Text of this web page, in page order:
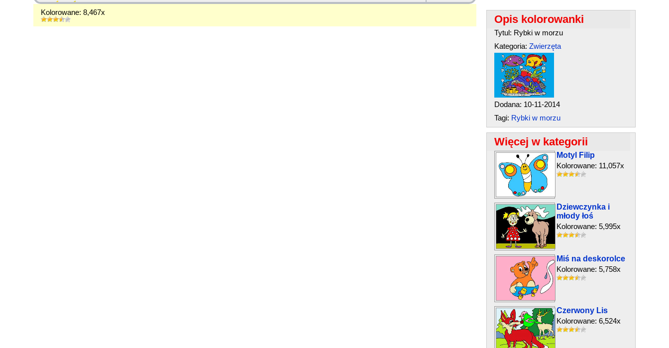
Kolorowane: 8,467x
Opis kolorowanki
Tytul: Rybki w morzu
Kategoria: Zwierzęta
Dodana: 10-11-2014
Tagi: Rybki w morzu
Więcej w kategorii
Motyl Filip
Kolorowane: 11,057x
Dziewczynka i
młody łoś
Kolorowane: 5,995x
Miś na deskorolce
Kolorowane: 5,758x
Czerwony Lis
Kolorowane: 6,524x